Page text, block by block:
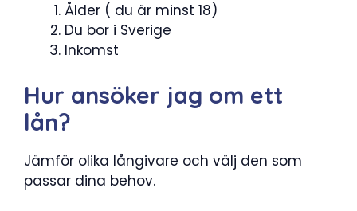
Ålder ( du är minst 18)
Du bor i Sverige
Inkomst
Hur ansöker jag om ett
lån?
Jämför olika långivare och välj den som
passar dina behov.